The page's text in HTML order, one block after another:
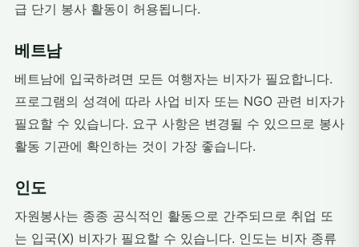
급 단기 봉사 활동이 허용됩니다.
베트남
베트남에 입국하려면 모든 여행자는 비자가 필요합니다.
프로그램의 성격에 따라 사업 비자 또는 NGO 관련 비자가
필요할 수 있습니다. 요구 사항은 변경될 수 있으므로 봉사
활동 기관에 확인하는 것이 가장 좋습니다.
인도
자원봉사는 종종 공식적인 활동으로 간주되므로 취업 또
는 입국(X) 비자가 필요할 수 있습니다. 인도는 비자 종류